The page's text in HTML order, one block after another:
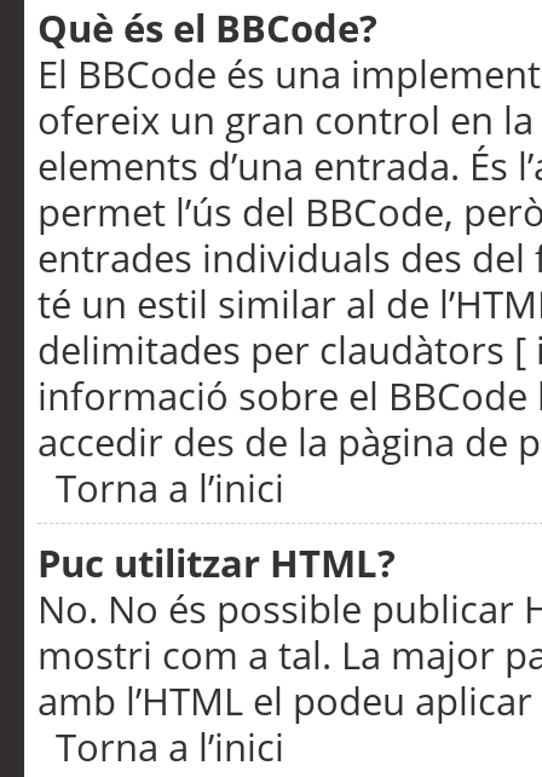
Què és el BBCode?
El BBCode és una
ofereix un gran control en
elements d’una entrada. És
permet l’ús del BBCode,
entrades individuals des
té un estil similar al de
delimitades per claudàtors [
informació sobre el
accedir des de la pàgina de
Torna a l’inici
Puc utilitzar HTML?
No. No és possible publicar
mostri com a tal. La major
amb l’HTML el podeu
Torna a l’inici